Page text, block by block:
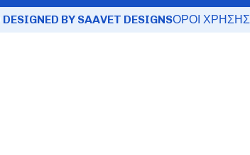
BY SAAVET DESIGNSΟΡΟΙ ΧΡΗΣΗΣ